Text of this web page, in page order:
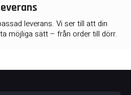
leverans. Vi ser till att din
möjliga sätt – från order till dörr.